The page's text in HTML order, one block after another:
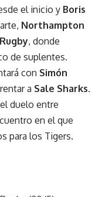
el inicio y Boris
Northampton
, donde
de suplentes.
con Simón
a Sale Sharks.
duelo entre
en el que
para los Tigers.